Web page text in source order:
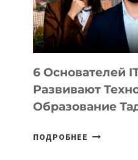
ОТ
OPENAI
6 Основателей
Развивают
Образование
ПОДРОБНЕЕ